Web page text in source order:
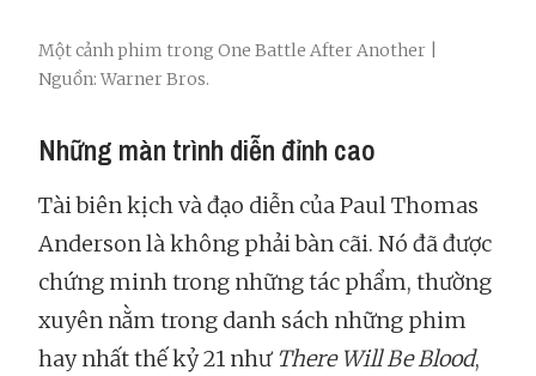
Một cảnh phim trong One Battle After Another |
Nguồn: Warner Bros.
Những màn trình diễn đỉnh cao
Tài biên kịch và đạo diễn của Paul Thomas
Anderson là không phải bàn cãi. Nó đã được
chứng minh trong những tác phẩm, thường
xuyên nằm trong danh sách những phim
hay nhất thế kỷ 21 như There Will Be Blood,